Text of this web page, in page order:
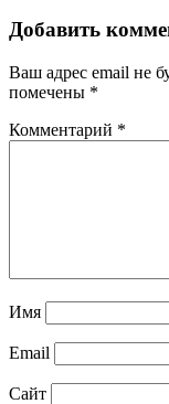
Добавить
Ваш адрес email не
помечены *
Комментарий *
Имя
Email
Сайт